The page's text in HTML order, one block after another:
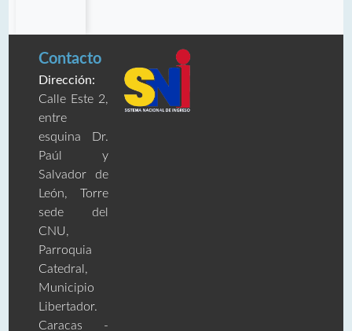
Contacto
Dirección:
Calle Este 2,
entre
esquina Dr.
Paúl y
Salvador de
León, Torre
sede del
CNU,
Parroquia
Catedral,
Municipio
Libertador.
Caracas -